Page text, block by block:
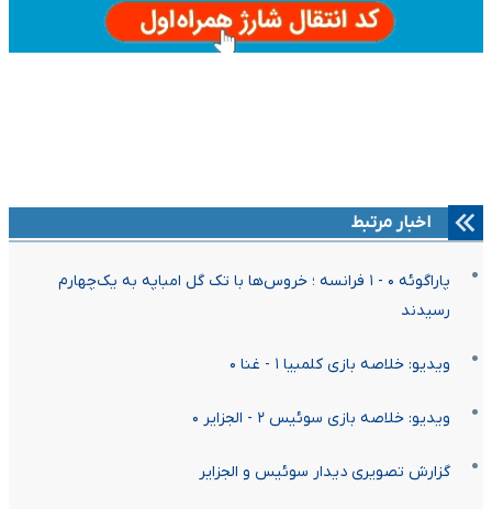
اخبار مرتبط
پاراگوئه ۰ - ۱ فرانسه ؛ خروس‌ها با تک گل امباپه به یک‌‌چهارم
رسیدند
ویدیو: خلاصه بازی کلمبیا ۱ - غنا ۰
ویدیو: خلاصه بازی سوئیس ۲ - الجزایر ۰
گزارش تصویری دیدار سوئیس و الجزایر